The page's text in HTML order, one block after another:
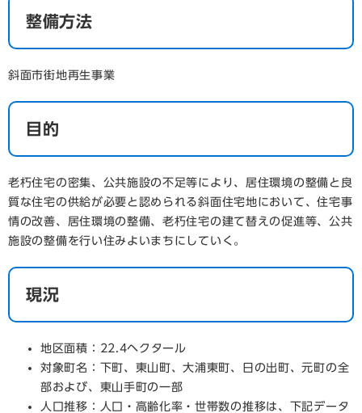
整備方法
斜面市街地再生事業
目的
老朽住宅の密集、公共施設の不足等により、居住環境の整備と良
質な住宅の供給が必要と認められる斜面住宅地において、住宅事
情の改善、居住環境の整備、老朽住宅の建て替えの促進等、公共
施設の整備を行い住みよいまちにしていく。
現況
地区面積：22.4ヘクタール
対象町名：下町、東山町、大浦東町、日の出町、元町の全
部および、東山手町の一部
人口推移：人口・高齢化率・世帯数の推移は、下記データ